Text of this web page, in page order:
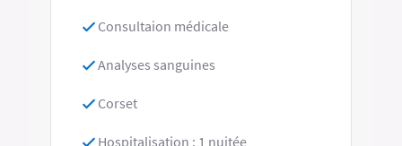
Consultaion médicale
Analyses sanguines
Corset
Hospitalisation : 1 nuitée